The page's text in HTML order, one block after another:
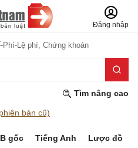
Đăng nhập
Phí-Lệ phí, Chứng khoán
Tìm nâng cao
bản cũ)
gốc Tiếng Anh Lược đồ